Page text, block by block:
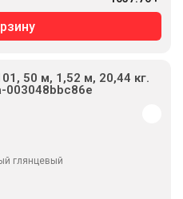
50 м, 1,52 м, 20,44 кг.
003048bbc86e
глянцевый